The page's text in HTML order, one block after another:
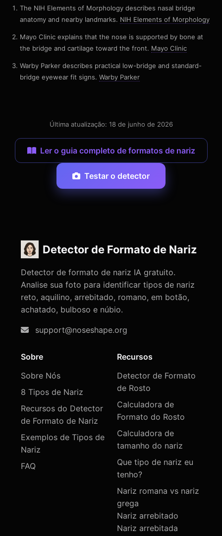
The NIH Elements of Morphology describes nasal bridge
anatomy and nearby landmarks. NIH Elements of Morphology
Mayo Clinic explains that the nose is supported by bone at
the bridge and cartilage toward the front. Mayo Clinic
Warby Parker describes practical low-bridge and standard-
bridge eyewear fit signs. Warby Parker
Última atualização: 18 de junho de 2026
Ler o guia completo de formatos de nariz
Testar o detector
Detector de Formato de Nariz
Detector de formato de nariz IA gratuito.
Analise sua foto para identificar tipos de nariz
reto, aquilino, arrebitado, romano, em botão,
achatado, bulboso e núbio.
support@noseshape.org
Sobre
Sobre Nós
8 Tipos de Nariz
Recursos do Detector
de Formato de Nariz
Exemplos de Tipos de
Nariz
FAQ
Recursos
Detector de Formato
de Rosto
Calculadora de
Formato do Rosto
Calculadora de
tamanho do nariz
Que tipo de nariz eu
tenho?
Nariz romana vs nariz
grega
Nariz arrebitado
Nariz arrebitada